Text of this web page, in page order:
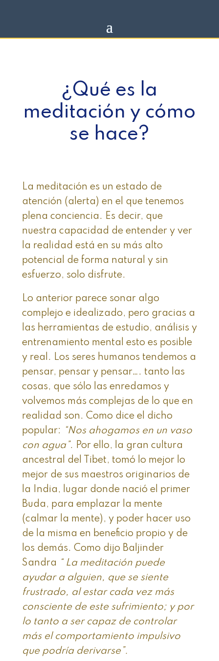
¿Qué es la
meditación y cómo
se hace?
La meditación es un estado de
atención (alerta) en el que tenemos
plena conciencia. Es decir, que
nuestra capacidad de entender y ver
la realidad está en su más alto
potencial de forma natural y sin
esfuerzo, solo disfrute.
Lo anterior parece sonar algo
complejo e idealizado, pero gracias a
las herramientas de estudio, análisis y
entrenamiento mental esto es posible
y real. Los seres humanos tendemos a
pensar, pensar y pensar…. tanto las
cosas, que sólo las enredamos y
volvemos más complejas de lo que en
realidad son. Como dice el dicho
popular:
“Nos ahogamos en un vaso
con agua”. Por ello, la gran cultura
ancestral del Tibet, tomó lo mejor lo
mejor de sus maestros originarios de
la India, lugar donde nació el primer
Buda, para emplazar la mente
(calmar la mente), y poder hacer uso
de la misma en beneficio propio y de
los demás. Como dijo Baljinder
Sandra “ La meditación puede
ayudar a alguien, que se siente
frustrado, al estar cada vez más
consciente de este sufrimiento; y por
lo tanto a ser capaz de controlar
más el comportamiento impulsivo
que podría derivarse”.